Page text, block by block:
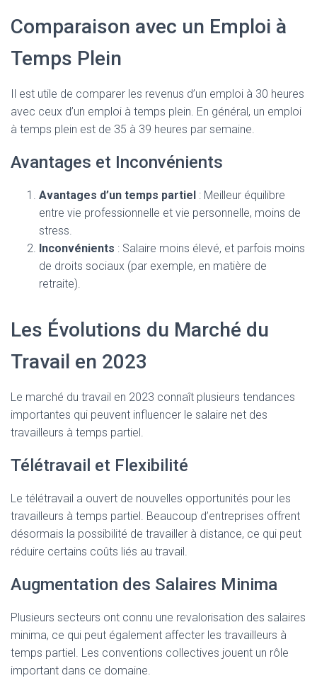
Comparaison avec un Emploi à
Temps Plein
Il est utile de comparer les revenus d’un emploi à 30 heures
avec ceux d’un emploi à temps plein. En général, un emploi
à temps plein est de 35 à 39 heures par semaine.
Avantages et Inconvénients
Avantages d’un temps partiel : Meilleur équilibre
entre vie professionnelle et vie personnelle, moins de
stress.
Inconvénients : Salaire moins élevé, et parfois moins
de droits sociaux (par exemple, en matière de
retraite).
Les Évolutions du Marché du
Travail en 2023
Le marché du travail en 2023 connaît plusieurs tendances
importantes qui peuvent influencer le salaire net des
travailleurs à temps partiel.
Télétravail et Flexibilité
Le télétravail a ouvert de nouvelles opportunités pour les
travailleurs à temps partiel. Beaucoup d’entreprises offrent
désormais la possibilité de travailler à distance, ce qui peut
réduire certains coûts liés au travail.
Augmentation des Salaires Minima
Plusieurs secteurs ont connu une revalorisation des salaires
minima, ce qui peut également affecter les travailleurs à
temps partiel. Les conventions collectives jouent un rôle
important dans ce domaine.